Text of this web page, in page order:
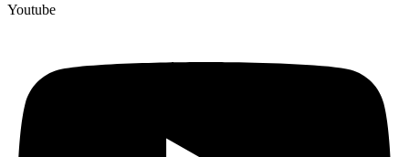
Youtube